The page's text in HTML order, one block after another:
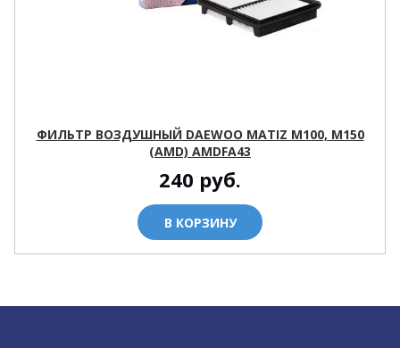
ФИЛЬТР ВОЗДУШНЫЙ DAEWOO MATIZ M100, M150
(AMD) AMDFA43
240 руб.
В КОРЗИНУ